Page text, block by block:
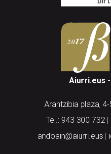
Aiurri.eus
Arantzibia plaza,
Tel.: 943 300 732
andoain@aiurri.eus |